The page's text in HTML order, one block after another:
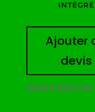
INTÉGRÉ
Ajouter
devis
Mettre dans